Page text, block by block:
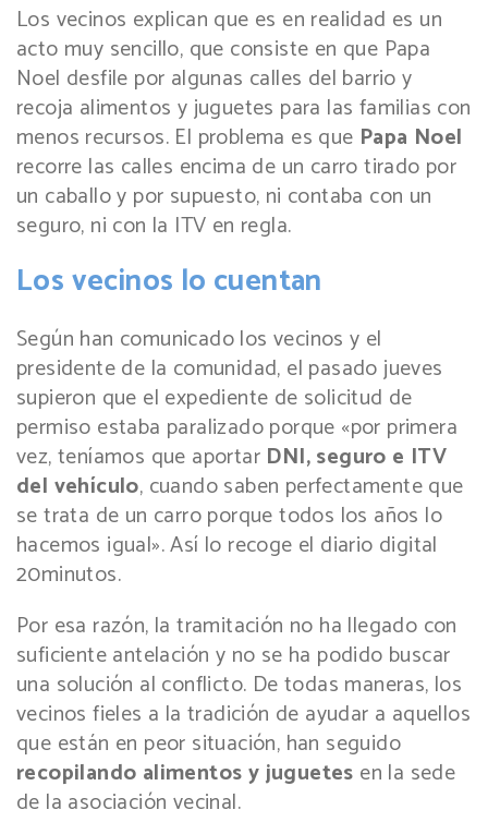
Los vecinos explican que es en realidad es un
acto muy sencillo, que consiste en que Papa
Noel desfile por algunas calles del barrio y
recoja alimentos y juguetes para las familias con
menos recursos. El problema es que Papa Noel
recorre las calles encima de un carro tirado por
un caballo y por supuesto, ni contaba con un
seguro, ni con la ITV en regla.
Los vecinos lo cuentan
Según han comunicado los vecinos y el
presidente de la comunidad, el pasado jueves
supieron que el expediente de solicitud de
permiso estaba paralizado porque «por primera
vez, teníamos que aportar DNI, seguro e ITV
del vehículo, cuando saben perfectamente que
se trata de un carro porque todos los años lo
hacemos igual». Así lo recoge el diario digital
20minutos.
Por esa razón, la tramitación no ha llegado con
suficiente antelación y no se ha podido buscar
una solución al conflicto. De todas maneras, los
vecinos fieles a la tradición de ayudar a aquellos
que están en peor situación, han seguido
recopilando alimentos y juguetes en la sede
de la asociación vecinal.